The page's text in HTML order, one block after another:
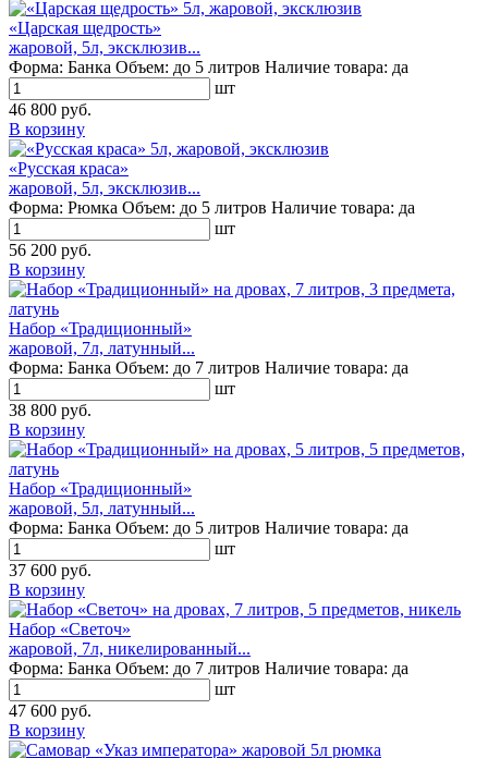
«Царская щедрость»
жаровой, 5л, эксклюзив...
Форма: Банка Объем: до 5 литров Наличие товара: да
шт
46 800 руб.
В корзину
«Русская краса»
жаровой, 5л, эксклюзив...
Форма: Рюмка Объем: до 5 литров Наличие товара: да
шт
56 200 руб.
В корзину
Набор «Традиционный»
жаровой, 7л, латунный...
Форма: Банка Объем: до 7 литров Наличие товара: да
шт
38 800 руб.
В корзину
Набор «Традиционный»
жаровой, 5л, латунный...
Форма: Банка Объем: до 5 литров Наличие товара: да
шт
37 600 руб.
В корзину
Набор «Светоч»
жаровой, 7л, никелированный...
Форма: Банка Объем: до 7 литров Наличие товара: да
шт
47 600 руб.
В корзину